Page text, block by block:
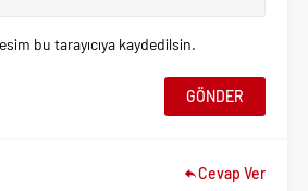
bu tarayıcıya kaydedilsin.
Cevap Ver